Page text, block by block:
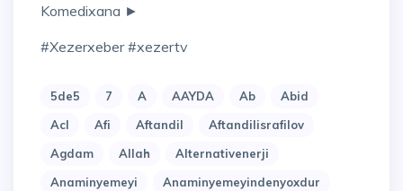
Komedixana ►
#xezerxeber #xezertv
5de5 7 A AAYDA Ab
Abid
Acl
Afi Aftandil
Aftandilisrafilov
Agdam
Allah
Alternativenerji
Anaminyemeyi
Anaminyemeyindenyoxdur